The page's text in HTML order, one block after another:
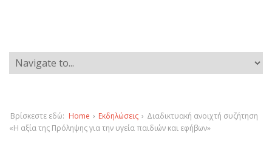
Βρίσκεστε εδώ: Home › Εκδηλώσεις › Διαδικτυακή ανοιχτή συζήτηση
«Η αξία της Πρόληψης για την υγεία παιδιών και εφήβων»